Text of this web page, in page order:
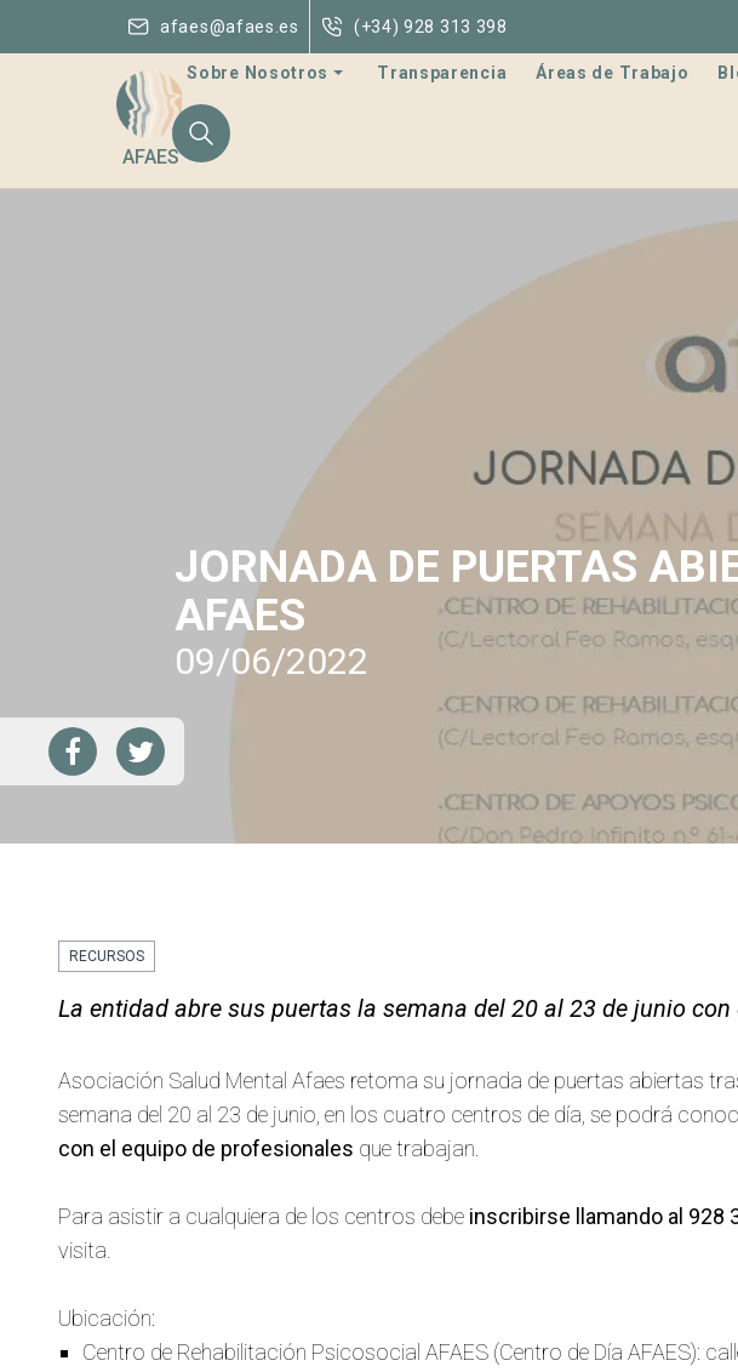
afaes@afaes.es (+34) 928 313 398
AFAES
Sobre Nosotros Transparencia Áreas de Trabajo
JORNADA DE PUERTAS
AFAES
09/06/2022
RECURSOS
La entidad abre sus puertas la semana del 20 al 23 de junio
Asociación Salud Mental Afaes retoma su jornada de puertas abiertas
semana del 20 al 23 de junio, en los cuatro centros de día, se podrá
con el equipo de profesionales que trabajan.
Para asistir a cualquiera de los centros debe inscribirse llamando al 928
visita.
Ubicación:
Centro de Rehabilitación Psicosocial AFAES (Centro de Día AFAES):